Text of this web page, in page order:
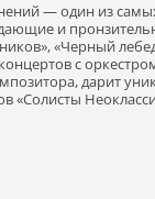
— один из
и
«Черный
с
дарит
«Солисты